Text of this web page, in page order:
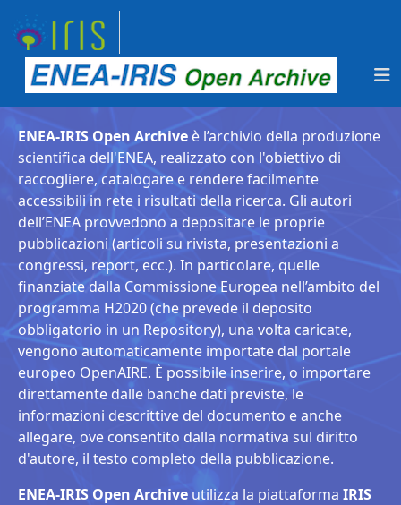
ENEA-IRIS Open Archive è l’archivio della produzione
scientifica dell'ENEA, realizzato con l'obiettivo di
raccogliere, catalogare e rendere facilmente
accessibili in rete i risultati della ricerca. Gli autori
dell’ENEA provvedono a depositare le proprie
pubblicazioni (articoli su rivista, presentazioni a
congressi, report, ecc.). In particolare, quelle
finanziate dalla Commissione Europea nell’ambito del
programma H2020 (che prevede il deposito
obbligatorio in un Repository), una volta caricate,
vengono automaticamente importate dal portale
europeo OpenAIRE. È possibile inserire, o importare
direttamente dalle banche dati previste, le
informazioni descrittive del documento e anche
allegare, ove consentito dalla normativa sul diritto
d'autore, il testo completo della pubblicazione.
ENEA-IRIS Open Archive utilizza la piattaforma IRIS